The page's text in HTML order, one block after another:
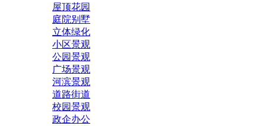
屋顶花园
庭院别墅
立体绿化
小区景观
公园景观
广场景观
河滨景观
道路街道
校园景观
政企办公